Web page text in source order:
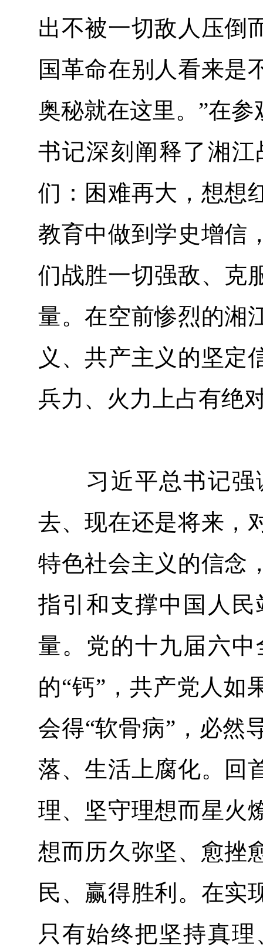
出不被一切敌人压倒
国革命在别人看来是
奥秘就在这里。”在
书记深刻阐释了湘
们：困难再大，想想
教育中做到学史增信
们战胜一切强敌、克
量。在空前惨烈的湘
义、共产主义的坚定
兵力、火力上占有绝
习近平总书记强
去、现在还是将来，
特色社会主义的信念
指引和支撑中国人
量。党的十九届六
的“钙”，共产党人如
会得“软骨病”，必然
落、生活上腐化。回
理、坚守理想而星火
想而历久弥坚、愈挫
民、赢得胜利。在实
只有始终把坚持真